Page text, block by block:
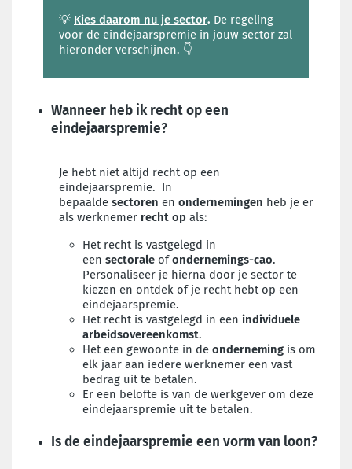
💡 Kies daarom nu je sector. De regeling
voor de eindejaarspremie in jouw sector zal
hieronder verschijnen. 👇
Wanneer heb ik recht op een
eindejaarspremie?
Je hebt niet altijd recht op een
eindejaarspremie. In
bepaalde sectoren en ondernemingen heb je er
als werknemer recht op als:
Het recht is vastgelegd in
een sectorale ofondernemings-cao.
Personaliseer je hierna door je sector te
kiezen en ontdek of je recht hebt op een
eindejaarspremie.
Het recht is vastgelegd in een individuele
arbeidsovereenkomst.
Het een gewoonte in de onderneming is om
elk jaar aan iedere werknemer een vast
bedrag uit te betalen.
Er een belofte is van de werkgever om deze
eindejaarspremie uit te betalen.
Is de eindejaarspremie een vorm van loon?